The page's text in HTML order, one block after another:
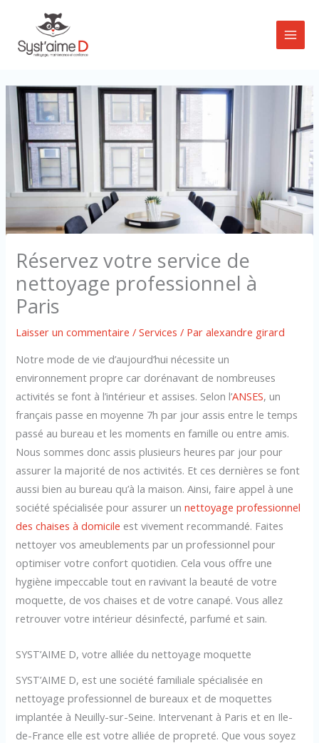
contenu
Réservez votre service de
nettoyage professionnel à
Paris
Laisser un commentaire /Services / Paralexandre girard
Notre mode de vie d’aujourd’hui nécessite un
environnement propre car dorénavant de nombreuses
activités se font à l’intérieur et assises. Selon l’ANSES, un
français passe en moyenne 7h par jour assis entre le temps
passé au bureau et les moments en famille ou entre amis.
Nous sommes donc assis plusieurs heures par jour pour
assurer la majorité de nos activités. Et ces dernières se font
aussi bien au bureau qu’à la maison. Ainsi, faire appel à une
société spécialisée pour assurer unnettoyage professionnel
des chaises à domicile est vivement recommandé. Faites
nettoyer vos ameublements par un professionnel pour
optimiser votre confort quotidien. Cela vous offre une
hygiène impeccable tout en ravivant la beauté de votre
moquette, de vos chaises et de votre canapé. Vous allez
retrouver votre intérieur désinfecté, parfumé et sain.
SYST’AIME D, votre alliée du nettoyage moquette
SYST’AIME D, est une société familiale spécialisée en
nettoyage professionnel de bureaux et de moquettes
implantée à Neuilly-sur-Seine. Intervenant à Paris et en Ile-
de-France elle est votre alliée de propreté. Que vous soyez